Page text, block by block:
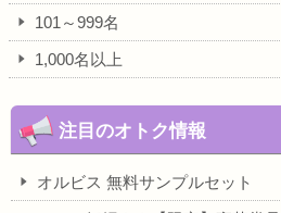
101～999名
1,000名以上
注目のオトク情報
オルビス 無料サンプルセット